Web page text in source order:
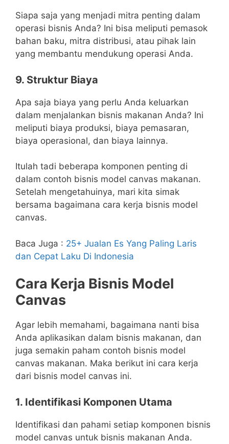
Siapa saja yang menjadi mitra penting dalam
operasi bisnis Anda? Ini bisa meliputi pemasok
bahan baku, mitra distribusi, atau pihak lain
yang membantu mendukung operasi Anda.
9. Struktur Biaya
Apa saja biaya yang perlu Anda keluarkan
dalam menjalankan bisnis makanan Anda? Ini
meliputi biaya produksi, biaya pemasaran,
biaya operasional, dan biaya lainnya.
Itulah tadi beberapa komponen penting di
dalam contoh bisnis model canvas makanan.
Setelah mengetahuinya, mari kita simak
bersama bagaimana cara kerja bisnis model
canvas.
Baca Juga : 25+ Jualan Es Yang Paling Laris
dan Cepat Laku Di Indonesia
Cara Kerja Bisnis Model
Canvas
Agar lebih memahami, bagaimana nanti bisa
Anda aplikasikan dalam bisnis makanan, dan
juga semakin paham contoh bisnis model
canvas makanan. Maka berikut ini cara kerja
dari bisnis model canvas ini.
1. Identifikasi Komponen Utama
Identifikasi dan pahami setiap komponen bisnis
model canvas untuk bisnis makanan Anda.